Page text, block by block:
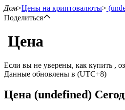
Фьючерсы
Дом>Цены на криптовалюты>
Поделиться
Цена
Если вы не уверены, как купить ,
Данные обновлены в (UTC+8)
Цена (undefined)